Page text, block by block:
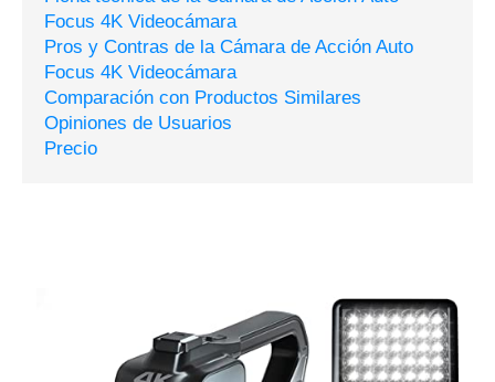
Focus 4K Videocámara
Pros y Contras de la Cámara de Acción Auto
Focus 4K Videocámara
Comparación con Productos Similares
Opiniones de Usuarios
Precio